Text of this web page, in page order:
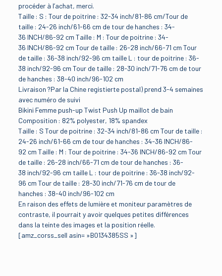
procéder à l’achat, merci.
Taille : S : Tour de poitrine : 32-34 inch/81-86 cm/Tour de
taille : 24-26 inch/61-66 cm de tour de hanches : 34-
36 INCH/86-92 cm Taille : M : Tour de poitrine : 34-
36 INCH/86-92 cm Tour de taille : 26-28 inch/66-71 cm Tour
de taille : 36-38 inch/92-96 cm taille L : tour de poitrine : 36-
38 inch/92-96 cm Tour de taille : 28-30 inch/71-76 cm de tour
de hanches : 38-40 inch/96-102 cm
Livraison ?Par la Chine registierte postal) prend 3-4 semaines
avec numéro de suivi
Bikini Femme push-up Twist Push Up maillot de bain
Composition : 82% polyester, 18% spandex
Taille : S Tour de poitrine : 32-34 inch/81-86 cm Tour de taille :
24-26 inch/61-66 cm de tour de hanches : 34-36 INCH/86-
92 cm Taille : M : Tour de poitrine : 34-36 INCH/86-92 cm Tour
de taille : 26-28 inch/66-71 cm de tour de hanches : 36-
38 inch/92-96 cm taille L : tour de poitrine : 36-38 inch/92-
96 cm Tour de taille : 28-30 inch/71-76 cm de tour de
hanches : 38-40 inch/96-102 cm
En raison des effets de lumière et moniteur paramètres de
contraste, il pourrait y avoir quelques petites différences
dans la teinte des images et la position réelle.
[amz_corss_sell asin= »B0134385SS »]